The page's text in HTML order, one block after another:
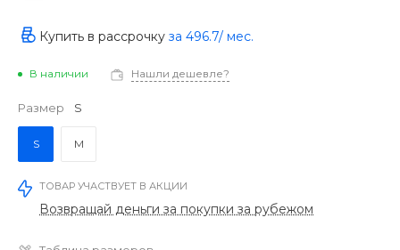
Купить в рассрочку за 496.7/ мес.
В наличии Нашли дешевле?
Размер S
S M
ТОВАР УЧАСТВУЕТ В АКЦИИ
Возвращай деньги за покупки за рубежом